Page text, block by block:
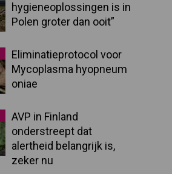
hygieneoplossingen is in
Polen groter dan ooit”
Eliminatieprotocol voor
Mycoplasma hyopneum
oniae
AVP in Finland
onderstreept dat
alertheid belangrijk is,
zeker nu